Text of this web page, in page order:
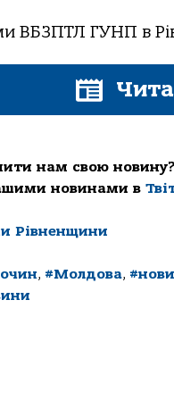
ВБЗПТЛ ГУНП в
нам свою
новинами в
Рівненщини
, #Молдова,